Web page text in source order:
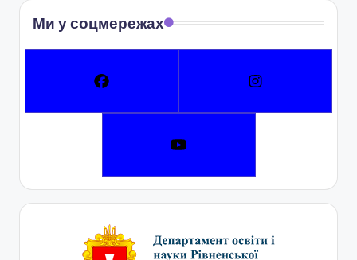
Ми у соцмережах